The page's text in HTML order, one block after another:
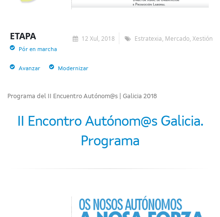
12 Xul, 2018 Estratexia, Mercado, Xestión
ETAPA
Pór en marcha
Avanzar Modernizar
Programa del II Encuentro Autónom@s | Galicia 2018
II Encontro Autónom@s Galicia.
Programa